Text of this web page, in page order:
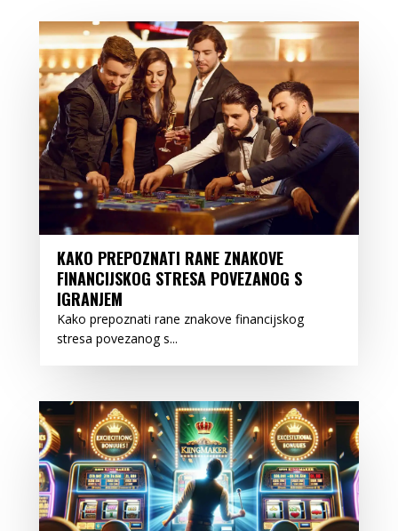
KAKO PREPOZNATI RANE ZNAKOVE
FINANCIJSKOG STRESA POVEZANOG S
IGRANJEM
Kako prepoznati rane znakove financijskog
stresa povezanog s...